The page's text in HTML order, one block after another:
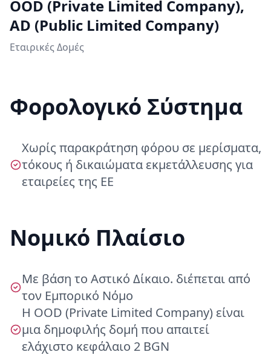
OOD (Private Limited Company),
AD (Public Limited Company)
Εταιρικές Δομές
Φορολογικό Σύστημα
Χωρίς παρακράτηση φόρου σε μερίσματα,
τόκους ή δικαιώματα εκμετάλλευσης για
εταιρείες της ΕΕ
Νομικό Πλαίσιο
Με βάση το Αστικό Δίκαιο. διέπεται από
τον Εμπορικό Νόμο
Η OOD (Private Limited Company) είναι
μια δημοφιλής δομή που απαιτεί
ελάχιστο κεφάλαιο 2 BGN